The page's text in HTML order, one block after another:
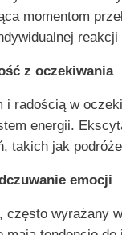
momentom
z oczekiwania
radością w
energii.
takich jak
emocji
często wyrażany